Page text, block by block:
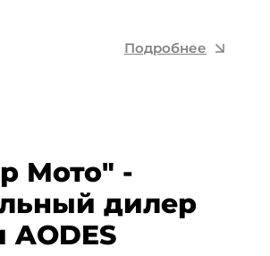
Подробнее
Мото" -
дилер
AODES